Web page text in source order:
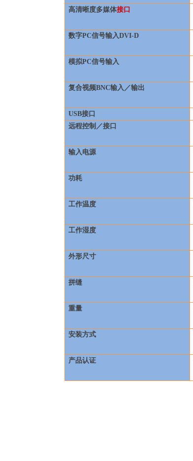
高清晰度多媒体接口
数字PC信号输入DVI-D
模拟PC信号输入
复合视频BNC输入／输出
USB接口
远程控制／接口
输入电源
功耗
工作温度
工作湿度
外形尺寸
拼缝
重量
安装方式
产品认证